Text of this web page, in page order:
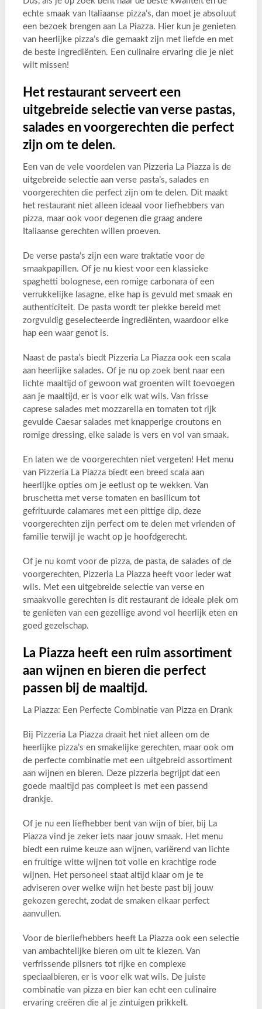
echte smaak van Italiaanse pizza’s, dan moet je absoluut
een bezoek brengen aan La Piazza. Hier kun je genieten
van heerlijke pizza’s die gemaakt zijn met liefde en met
de beste ingrediënten. Een culinaire ervaring die je niet
wilt missen!
Het restaurant serveert een
uitgebreide selectie van verse pastas,
salades en voorgerechten die perfect
zijn om te delen.
Een van de vele voordelen van Pizzeria La Piazza is de
uitgebreide selectie aan verse pasta’s, salades en
voorgerechten die perfect zijn om te delen. Dit maakt
het restaurant niet alleen ideaal voor liefhebbers van
pizza, maar ook voor degenen die graag andere
Italiaanse gerechten willen proeven.
De verse pasta’s zijn een ware traktatie voor de
smaakpapillen. Of je nu kiest voor een klassieke
spaghetti bolognese, een romige carbonara of een
verrukkelijke lasagne, elke hap is gevuld met smaak en
authenticiteit. De pasta wordt ter plekke bereid met
zorgvuldig geselecteerde ingrediënten, waardoor elke
hap een waar genot is.
Naast de pasta’s biedt Pizzeria La Piazza ook een scala
aan heerlijke salades. Of je nu op zoek bent naar een
lichte maaltijd of gewoon wat groenten wilt toevoegen
aan je maaltijd, er is voor elk wat wils. Van frisse
caprese salades met mozzarella en tomaten tot rijk
gevulde Caesar salades met knapperige croutons en
romige dressing, elke salade is vers en vol van smaak.
En laten we de voorgerechten niet vergeten! Het menu
van Pizzeria La Piazza biedt een breed scala aan
heerlijke opties om je eetlust op te wekken. Van
bruschetta met verse tomaten en basilicum tot
gefrituurde calamares met een pittige dip, deze
voorgerechten zijn perfect om te delen met vrienden of
familie terwijl je wacht op je hoofdgerecht.
Of je nu komt voor de pizza, de pasta, de salades of de
voorgerechten, Pizzeria La Piazza heeft voor ieder wat
wils. Met een uitgebreide selectie van verse en
smaakvolle gerechten is dit restaurant de ideale plek om
te genieten van een gezellige avond vol heerlijk eten en
goed gezelschap.
La Piazza heeft een ruim assortiment
aan wijnen en bieren die perfect
passen bij de maaltijd.
La Piazza: Een Perfecte Combinatie van Pizza en Drank
Bij Pizzeria La Piazza draait het niet alleen om de
heerlijke pizza’s en smakelijke gerechten, maar ook om
de perfecte combinatie met een uitgebreid assortiment
aan wijnen en bieren. Deze pizzeria begrijpt dat een
goede maaltijd pas compleet is met een passend
drankje.
Of je nu een liefhebber bent van wijn of bier, bij La
Piazza vind je zeker iets naar jouw smaak. Het menu
biedt een ruime keuze aan wijnen, variërend van lichte
en fruitige witte wijnen tot volle en krachtige rode
wijnen. Het personeel staat altijd klaar om je te
adviseren over welke wijn het beste past bij jouw
gekozen gerecht, zodat de smaken elkaar perfect
aanvullen.
Voor de bierliefhebbers heeft La Piazza ook een selectie
van ambachtelijke bieren om uit te kiezen. Van
verfrissende pilsners tot rijke en complexe
speciaalbieren, er is voor elk wat wils. De juiste
combinatie van pizza en bier kan echt een culinaire
ervaring creëren die al je zintuigen prikkelt.